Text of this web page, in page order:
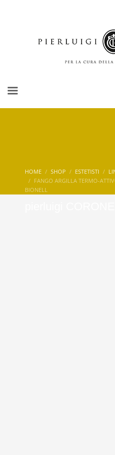
HOME SHOP ESTETISTI
FANGO ARGILLA TERMO-
BIONELL